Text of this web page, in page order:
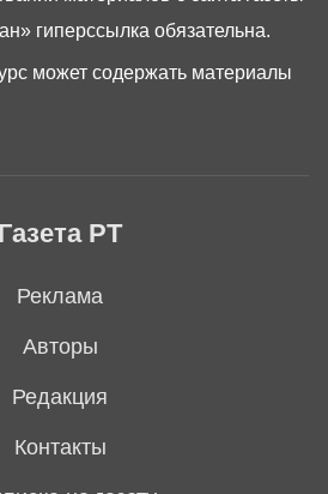
Газета РТ
Реклама
Авторы
Редакция
Контакты
гиперссылка обязательна.
может содержать материалы